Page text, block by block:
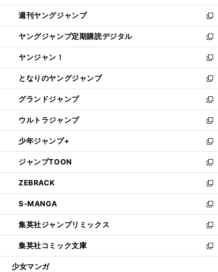
開
く
ウ
で
開
く
ン
ド
ウ
で
開
く
ウ
ィ
ン
ド
ウ
で
開
く
週刊ヤングジャンプ
新
し
い
ウ
ィ
ン
ド
ウ
で
開
く
ヤングジャンプ定期購読デジタル
新
し
い
ウ
ィ
ン
ド
ウ
で
開
く
ヤンジャン！
新
し
い
ウ
ィ
ン
ド
ウ
で
開
く
となりのヤングジャンプ
新
し
い
ウ
ィ
ン
ド
ウ
で
開
く
グランドジャンプ
新
し
い
ウ
ィ
ン
ド
ウ
で
開
く
ウルトラジャンプ
新
し
い
ウ
ィ
ン
ド
ウ
で
開
く
少年ジャンプ+
新
し
い
ウ
ィ
ン
ド
ウ
で
開
く
ジャンプTOON
新
し
い
ウ
ィ
ン
ド
ウ
で
開
ZEBRACK
新
し
い
ウ
ィ
ン
ド
ウ
S-MANGA
新
し
い
ウ
ィ
ン
集英社ジャンプリミックス
新
し
い
ウ
集英社コミック文庫
新
し
少女マンガ